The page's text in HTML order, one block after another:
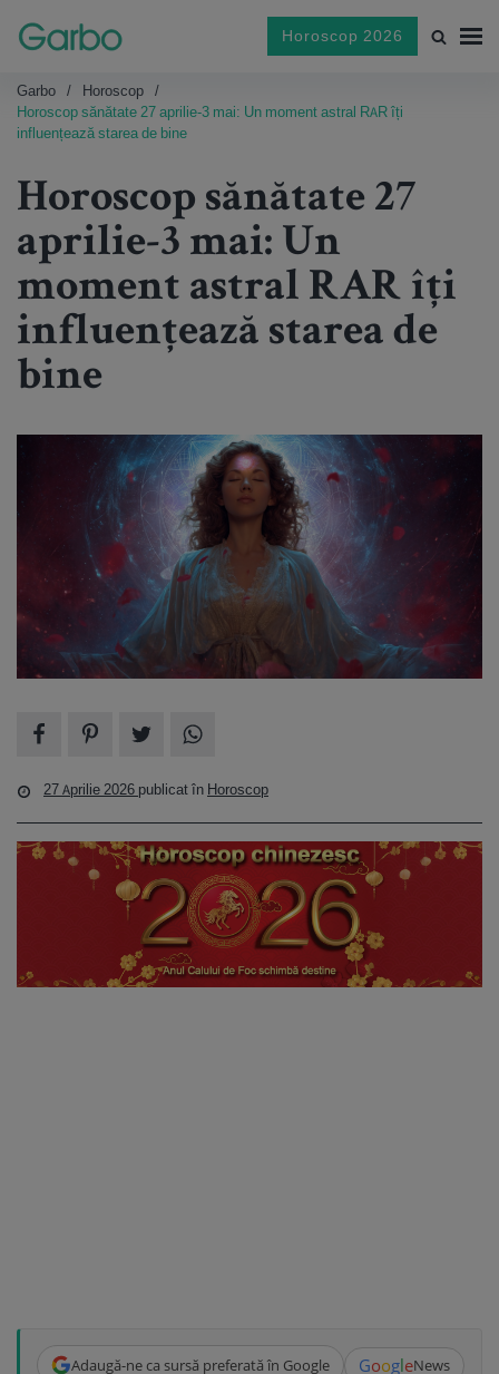
Horoscop 2026
Garbo
Horoscop
Horoscop sănătate 27 aprilie-3 mai: Un moment astral RAR îți
influențează starea de bine
Horoscop sănătate 27
aprilie-3 mai: Un
moment astral RAR îți
influențează starea de
bine
27 Aprilie 2026 publicat în Horoscop
Adaugă-ne ca sursă preferată în Google GoogleNews